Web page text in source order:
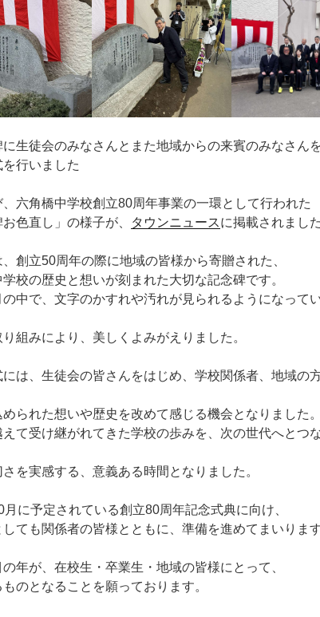
生徒会のみなさんとまた地域からの来賓のみなさん
行いました
、六角橋中学校創立80周年事業の一環として行われた
お色直し」の様子が、
タウンニュースに掲載されました
創立50周年の際に地域の皆様から寄贈された、
校の歴史と想いが刻まれた大切な記念碑です。
中で、文字のかすれや汚れが見られるようになって
組みにより、美しくよみがえりました。
は、生徒会の皆さんをはじめ、学校関係者、地域の
られた想いや歴史を改めて感じる機会となりました。
て受け継がれてきた学校の歩みを、次の世代へとつ
を実感する、意義ある時間となりました。
月に予定されている創立80周年記念式典に向け、
しても関係者の皆様とともに、準備を進めてまいります
の年が、在校生・卒業生・地域の皆様にとって、
のとなることを願っております。